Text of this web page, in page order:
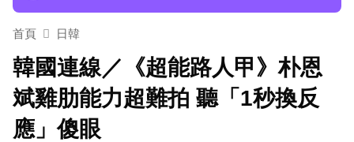
首頁 日韓
韓國連線／《超能路人甲》朴恩
斌雞肋能力超難拍 聽「1秒換反
應」傻眼